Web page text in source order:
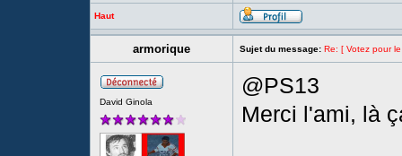
Haut
armorique Sujet du message: Re: [ Votez pour
David Ginola
@PS13
Merci l'ami, là